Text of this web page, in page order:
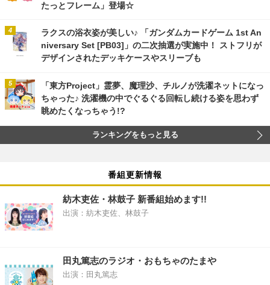
たっとフレーム」登場☆
ラクスの浴衣姿が美しい♪ 「ガンダムカードゲーム 1st An
niversary Set [PB03]」の二次抽選が実施中！ ストフリが
デザインされたデッキケースやスリーブも
「東方Project」霊夢、魔理沙、チルノが洗濯ネットになっ
ちゃった♪ 洗濯機の中でぐるぐる回転し続ける姿を思わず
眺めたくなっちゃう!?
ランキングをもっと見る
番組更新情報
紡木吏佐・林鼓子 新番組始めます!!
出演：紡木吏佐、林鼓子
田丸篤志のラジオ・おもちゃのたまや
出演：田丸篤志